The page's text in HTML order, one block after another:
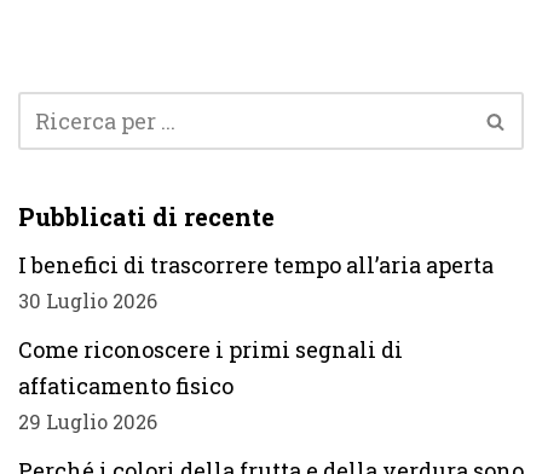
Pubblicati di recente
I benefici di trascorrere tempo all’aria aperta
30 Luglio 2026
Come riconoscere i primi segnali di
affaticamento fisico
29 Luglio 2026